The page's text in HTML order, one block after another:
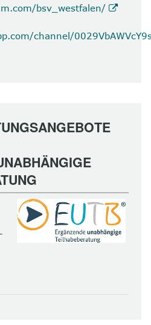
bsv_westfalen/
channel/